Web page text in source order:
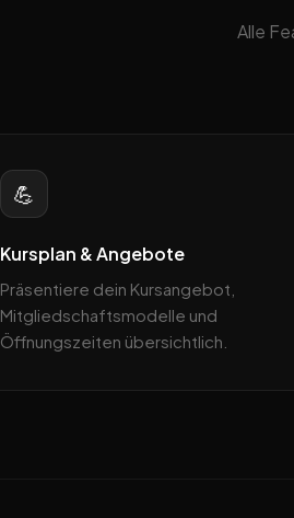
Alle
💪
Kursplan & Angebote
Präsentiere dein Kursangebot,
Mitgliedschaftsmodelle und
Öffnungszeiten übersichtlich.